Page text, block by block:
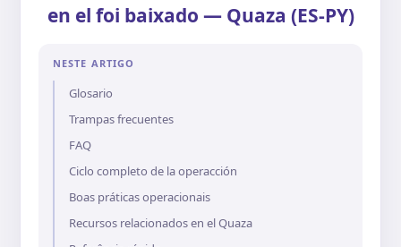
en el foi baixado — Quaza (ES-PY)
NESTE ARTIGO
Glosario
Trampas frecuentes
FAQ
Ciclo completo de la operacción
Boas práticas operacionais
Recursos relacionados en el Quaza